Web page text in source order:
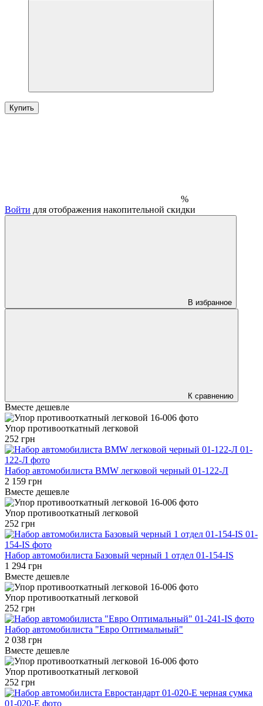
Купить
%
Войти для отображения накопительной скидки
В избранное
К сравнению
Вместе дешевле
Упор противооткатный легковой
252 грн
Набор автомобилиста BMW легковой черный 01-122-Л
2 159 грн
Вместе дешевле
Упор противооткатный легковой
252 грн
Набор автомобилиста Базовый черный 1 отдел 01-154-IS
1 294 грн
Вместе дешевле
Упор противооткатный легковой
252 грн
Набор автомобилиста "Евро Оптимальный"
2 038 грн
Вместе дешевле
Упор противооткатный легковой
252 грн